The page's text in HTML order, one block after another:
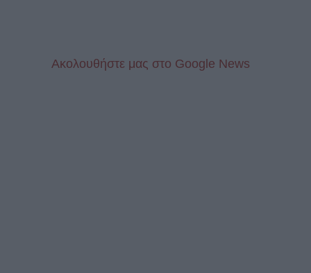
Aκολουθήστε μας στo Google News